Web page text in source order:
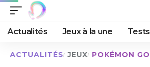
Actualités Jeux à la une Tests
ACTUALITÉS JEUX POKÉMON GO